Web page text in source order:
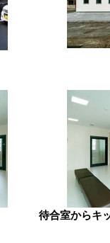
待合室からキ